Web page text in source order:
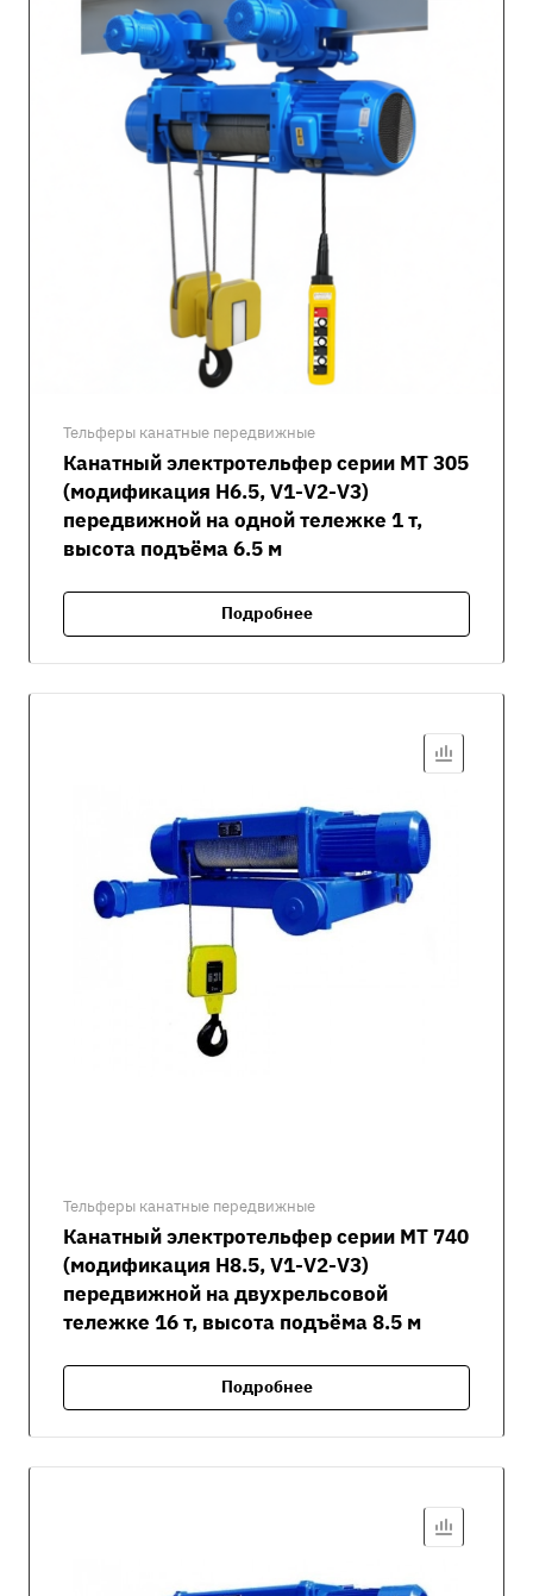
Тельферы канатные передвижные
Канатный электротельфер серии MT 305
(модификация H6.5, V1-V2-V3)
передвижной на одной тележке 1 т,
высота подъёма 6.5 м
Подробнее
Тельферы канатные передвижные
Канатный электротельфер серии MT 740
(модификация H8.5, V1-V2-V3)
передвижной на двухрельсовой
тележке 16 т, высота подъёма 8.5 м
Подробнее